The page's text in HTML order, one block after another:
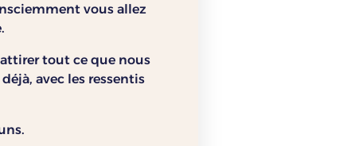
vous allez
attirer tout ce que nous
avec les ressentis